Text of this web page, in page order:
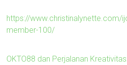
https://www.christinalynette.com/
member-100/
OKTO88 dan Perjalanan